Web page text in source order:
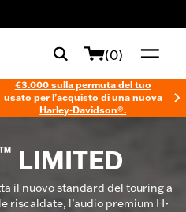
(0)
€3.000 sulla permuta del tuo
usato per l’acquisto di una nuova
Harley-Davidson®.
™ LIMITED
il nuovo standard del touring a
riscaldate, l’audio premium H-